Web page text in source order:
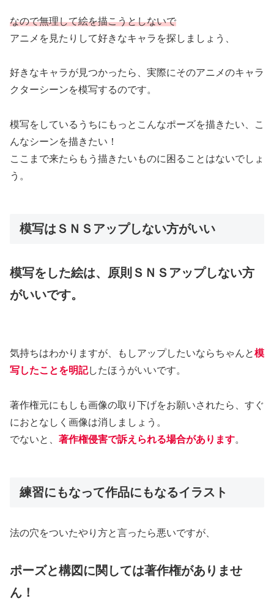
なので無理して絵を描こうとしないで
アニメを見たりして好きなキャラを探しましょう、
好きなキャラが見つかったら、実際にそのアニメのキャラ
クターシーンを模写するのです。
模写をしているうちにもっとこんなポーズを描きたい、こ
んなシーンを描きたい！
ここまで来たらもう描きたいものに困ることはないでしょ
う。
模写はＳＮＳアップしない方がいい
模写をした絵は、原則ＳＮＳアップしない方
がいいです。
気持ちはわかりますが、もしアップしたいならちゃんと模
写したことを明記したほうがいいです。
著作権元にもしも画像の取り下げをお願いされたら、すぐ
におとなしく画像は消しましょう。
でないと、 著作権侵害で訴えられる場合があります。
練習にもなって作品にもなるイラスト
法の穴をついたやり方と言ったら悪いですが、
ポーズと構図に関しては著作権がありませ
ん！